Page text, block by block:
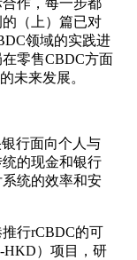
（上）篇已对
领域的实践进
零售CBDC方面
未来发展。
行面向个人与
的现金和银行
统的效率和安
行rCBDC的可
HKD）项目，研